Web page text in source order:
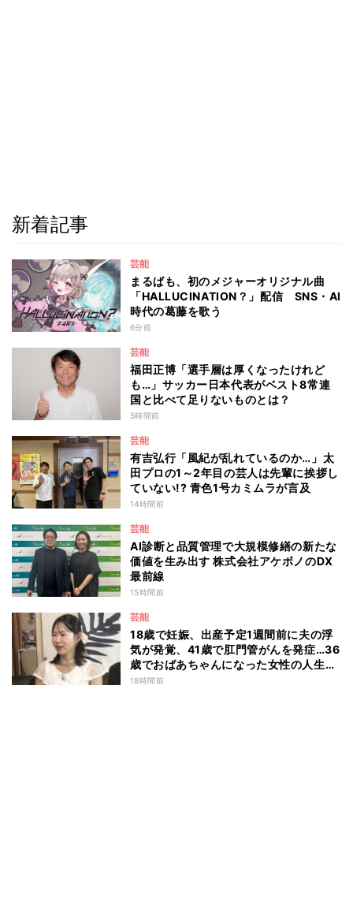
新着記事
芸能
まるぱも、初のメジャーオリジナル曲
「HALLUCINATION？」配信 SNS・AI
時代の葛藤を歌う
6分前
芸能
福田正博「選手層は厚くなったけれど
も…」サッカー日本代表がベスト8常連
国と比べて足りないものとは？
5時間前
芸能
有吉弘行「風紀が乱れているのか…」太
田プロの1～2年目の芸人は先輩に挨拶し
ていない!? 青色1号カミムラが言及
14時間前
芸能
AI診断と品質管理で大規模修繕の新たな
価値を生み出す 株式会社アケボノのDX
最前線
15時間前
芸能
18歳で妊娠、出産予定1週間前に夫の浮
気が発覚、41歳で肛門管がんを発症…36
歳でおばあちゃんになった女性の人生に
島田珠代も思わず涙 『愛のハイエナ
18時間前